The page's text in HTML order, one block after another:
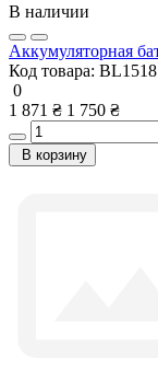
В наличии
Аккумуляторная
Код товара: BL1518
0
1 871 ₴ 1 750 ₴
В корзину